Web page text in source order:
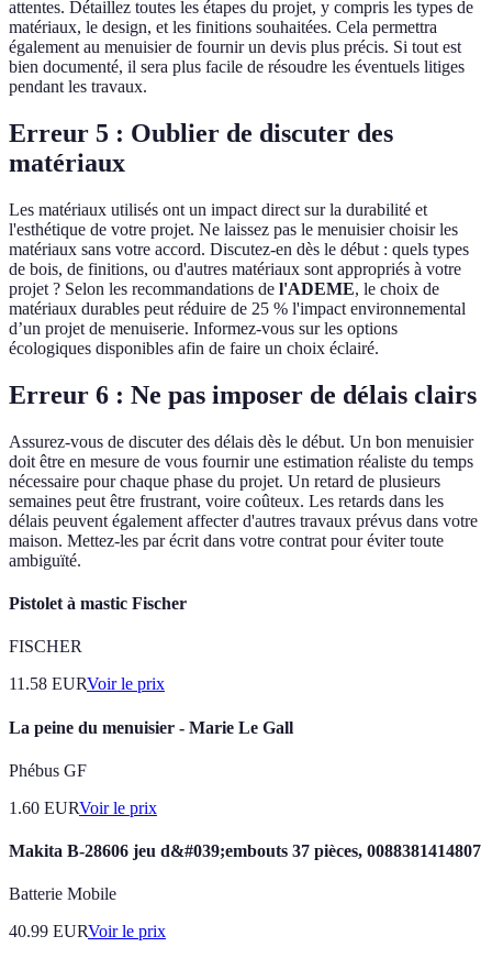
attentes. Détaillez toutes les étapes du projet, y compris les types de
matériaux, le design, et les finitions souhaitées. Cela permettra
également au menuisier de fournir un devis plus précis. Si tout est
bien documenté, il sera plus facile de résoudre les éventuels litiges
pendant les travaux.
Erreur 5 : Oublier de discuter des
matériaux
Les matériaux utilisés ont un impact direct sur la durabilité et
l'esthétique de votre projet. Ne laissez pas le menuisier choisir les
matériaux sans votre accord. Discutez-en dès le début : quels types
de bois, de finitions, ou d'autres matériaux sont appropriés à votre
projet ? Selon les recommandations de l'ADEME, le choix de
matériaux durables peut réduire de 25 % l'impact environnemental
d’un projet de menuiserie. Informez-vous sur les options
écologiques disponibles afin de faire un choix éclairé.
Erreur 6 : Ne pas imposer de délais clairs
Assurez-vous de discuter des délais dès le début. Un bon menuisier
doit être en mesure de vous fournir une estimation réaliste du temps
nécessaire pour chaque phase du projet. Un retard de plusieurs
semaines peut être frustrant, voire coûteux. Les retards dans les
délais peuvent également affecter d'autres travaux prévus dans votre
maison. Mettez-les par écrit dans votre contrat pour éviter toute
ambiguïté.
Pistolet à mastic Fischer
FISCHER
11.58 EURVoir le prix
La peine du menuisier - Marie Le Gall
Phébus GF
1.60 EURVoir le prix
Makita B-28606 jeu d&#039;embouts 37 pièces, 0088381414807
Batterie Mobile
40.99 EURVoir le prix